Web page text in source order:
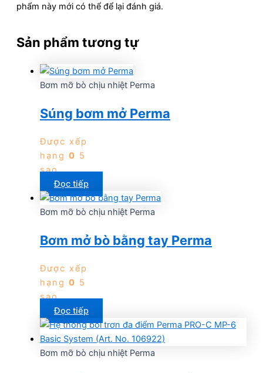
phẩm này mới có thể để lại đánh giá.
Sản phẩm tương tự
Bơm mỡ bò chịu nhiệt Perma
Súng bơm mở Perma
Được xếp
hạng 0 5
sao
Đọc tiếp
Bơm mỡ bò chịu nhiệt Perma
Bơm mở bò bằng tay Perma
Được xếp
hạng 0 5
sao
Đọc tiếp
Bơm mỡ bò chịu nhiệt Perma